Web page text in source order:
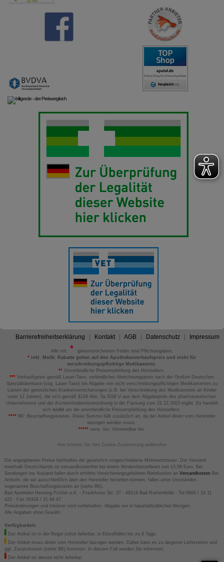
Barrierefreiheitserklärung Kontakt AGB Datenschutz Impressum
Alle mit
gekennzeichneten Felder sind Pflichtangaben.
*inkl. MwSt. Rabatte gelten auf den Apothekenverkaufspreis und nicht für
verschreibungspflichtige Medikamente.
** Unverbindliche Preisempfehlung des Herstellers.
*** Verkaufspreis gemäß Lauer-Taxe; verbindlicher Abrechnungspreis nach der Großen Deutschen
Spezialitätentaxe (sog. Lauer-Taxe) bei Abgabe von nicht verschreibungspflichtigen Medikamenten zu
Lasten der gesetzlichen Krankenversicherungen (z.B. bei Verschreibung des Medikaments an Kinder
unter 12 Jahren), die sich gemäß §129 Abs. 5a SGB V aus dem Abgabepreis des pharmazeutischen
Unternehmens und der Arzneimittelpreisverordnung in der Fassung zum 31.12.2003 ergibt. Es handelt
sich nicht um die unverbindliche Preisempfehlung des Herstellers.
****BK: Beschaffungskosten. Diese Summe fällt zusätzlich an, da der Artikel direkt vom Hersteller
bezogen werden muss.
*****verw. bis: Verwendbar bis.
Hier können Sie Ihre Cookie-Zustimmung widerrufen
Die angegebenen Preise beinhalten die gesetzlich vorgeschriebene Mehrwertsteuer. Der Versand
innerhalb Deutschlands ist versandkostenfrei bei einem Mindestbestellwert von 13,99 Euro. Bei
Sendungen ins Ausland fallen durch erhöhte Versicherungsgebühren Mehrkosten an VersandkostenBei
Artikeln, die wir ausschließlich über den Hersteller beziehen können, fallen unter Umständen
sogenannte Beschaffungskosten an (siehe BK).
Bad Apotheke Henning Fichter e.K. - Frankfurter Str. 27 - 49214 Bad Rothenfelde - Tel 0800 / 10 11
422 - Fax 05424 / 21 64 47
Preisänderungen und Irrtümer sind vorbehalten. Abgabe nur in haushaltsüblichen Mengen.
Alle Angaben ohne Gewähr.
Verfügbarkeit:
Der Artikel ist in der Regel sofort lieferbar, in Einzelfällen bis zu 6 Tage.
Der Artikel muss direkt vom Hersteller bezogen werden. Daher kann es zu längeren Lieferzeiten und
ggf. Zusatzkosten (siehe BK) kommen. In diesem Fall werden Sie informiert.
Der Artikel ist derzeit nicht lieferbar.